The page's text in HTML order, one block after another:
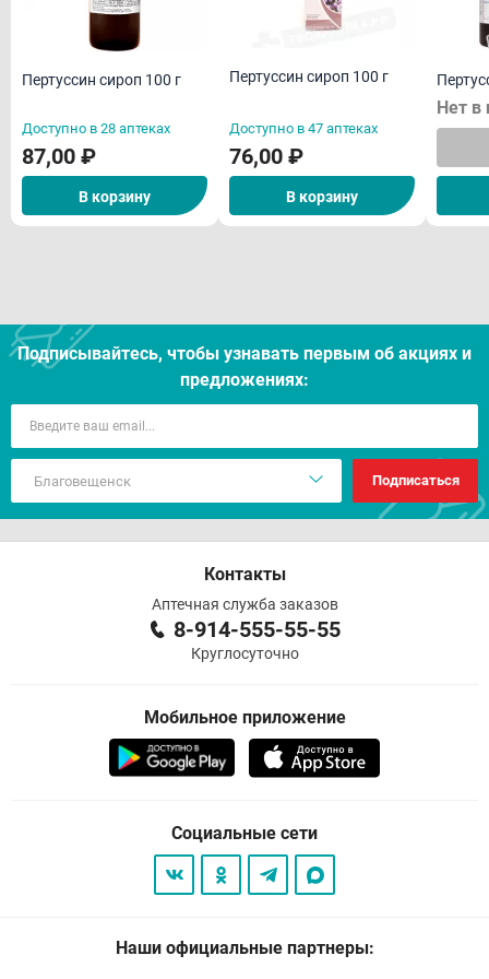
Способ применения и дозы
Особые указания
Условия хранения
Срок годности
Пертуссин сироп 100 г
Доступно в 28 аптеках
87,00 ₽
В корзину
Пертуссин сироп 100 г
Доступно в 47 аптеках
76,00 ₽
В корзину
Нет в
Подписывайтесь, чтобы узнавать первым об акцияx и
предложениях:
Подписаться
Контакты
Аптечная служба заказов
8-914-555-55-55
Круглосуточно
Мобильное приложение
Социальные сети
Наши официальные партнеры: